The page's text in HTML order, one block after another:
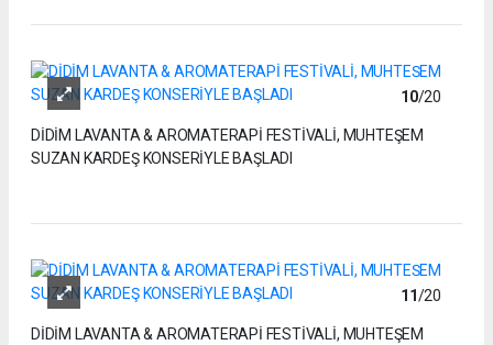
10/20
DİDİM LAVANTA & AROMATERAPİ FESTİVALİ, MUHTEŞEM
SUZAN KARDEŞ KONSERİYLE BAŞLADI
11/20
DİDİM LAVANTA & AROMATERAPİ FESTİVALİ, MUHTEŞEM